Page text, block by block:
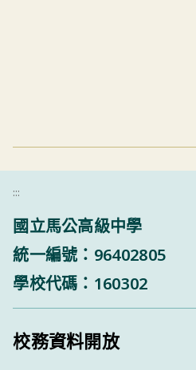
:::
國立馬公高級中學
統一編號：96402805
學校代碼：160302
校務資料開放